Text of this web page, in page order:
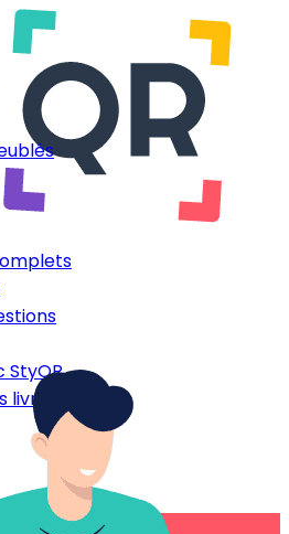
StyQR
livrets